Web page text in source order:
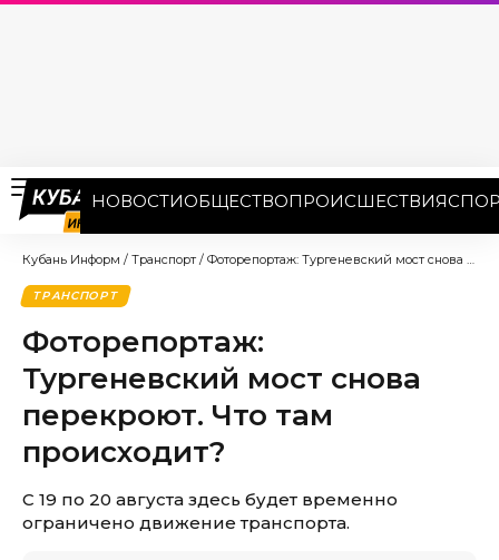
НОВОСТИОБЩЕСТВОПРОИСШЕСТВИЯ
Кубань Информ / Транспорт / Фоторепортаж: Тургеневский мост снова перекроют. Что там происходит?
ТРАНСПОРТ
Фоторепортаж:
Тургеневский мост снова
перекроют. Что там
происходит?
С 19 по 20 августа здесь будет временно
ограничено движение транспорта.